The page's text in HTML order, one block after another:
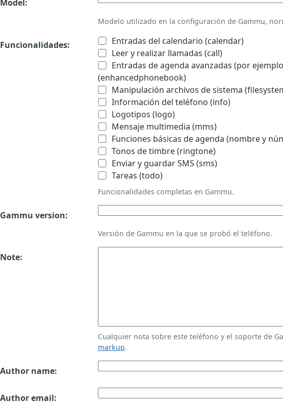
Model:
Modelo utilizado en la configuración de Gammu,
Funcionalidades:
Entradas del calendario (calendar)
Leer y realizar llamadas (call)
Entradas de agenda avanzadas (por
(enhancedphonebook)
Manipulación archivos de sistema
Información del teléfono (info)
Logotipos (logo)
Mensaje multimedia (mms)
Funciones básicas de agenda (nombre y
Tonos de timbre (ringtone)
Enviar y guardar SMS (sms)
Tareas (todo)
Funcionalidades completas en Gammu.
Gammu version:
Versión de Gammu en la que se probó el teléfono.
Note:
Cualquier nota sobre este teléfono y el soporte de
markup.
Author name:
Author email: